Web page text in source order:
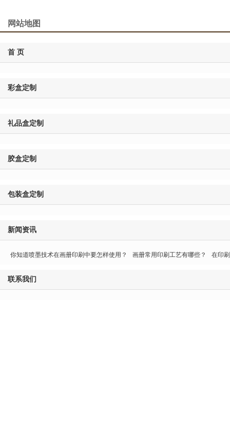
网站地图
首 页
彩盒定制
礼品盒定制
胶盒定制
包装盒定制
新闻资讯
你知道喷墨技术在画册印刷中要怎样使用？ 画册常用印刷工艺有哪些？ 在印
联系我们